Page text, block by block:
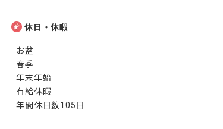
休日・休暇
お盆
春季
年末年始
有給休暇
年間休日数105日